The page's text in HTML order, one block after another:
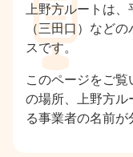
上野方ルートは
（三田口）など
スです。
このページをご
の場所、上野方ル
る事業者の名前が